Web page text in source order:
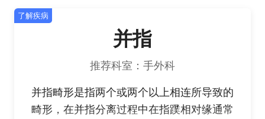
了解疾病
并指
推荐科室：手外科
并指畸形是指两个或两个以上相连所导致的
畸形，在并指分离过程中在指蹼相对缘通常